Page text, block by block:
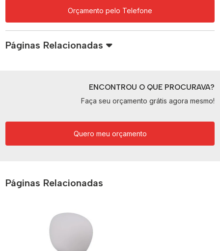
Orçamento pelo Telefone
Páginas Relacionadas
ENCONTROU O QUE PROCURAVA?
Faça seu orçamento grátis agora mesmo!
Quero meu orçamento
Páginas Relacionadas